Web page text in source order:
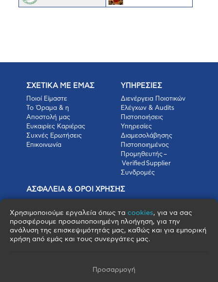
ΣΧΕΤΙΚΑ ΜΕ ΕΜΑΣ
Ποιοί Είμαστε
Το Όραμα & η
Αποστολή μας
Ευκαιρίες Καριέρας
Συχνές Ερωτήσεις
Επικοινωνία
ΥΠΗΡΕΣΙΕΣ
Διενέργεια Ποιοτικών
Ελέγχων & Audits
Πιστοποιήσεις
Υπηρεσίες
Διαμεσολάβησης
Πιστοποιημένος
Προμηθευτής –
Verified Supplier
Συνδρομές
ΑΣΦΑΛΕΙΑ & ΟΡΟΙ ΧΡΗΣΗΣ
Όροι Χρήσης
Όροι Πώλησης
Όροι Αγοράς
Πολιτική Cookies
Χρησιμοποιούμε εργαλεία όπως τα cookies, για να σας
προσφέρουμε προσωποποιημένη πλοήγηση, για την
ανάλυση της επισκεψιμότητάς μας, καθώς και για εμπορική
χρήση από εμάς και τους συνεργάτες μας.
Προσαρμογή